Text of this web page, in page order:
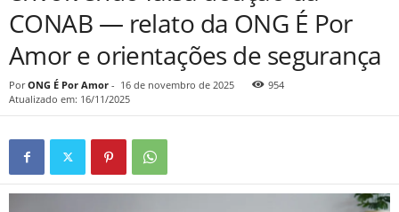
CONAB — relato da ONG É Por
Amor e orientações de segurança
Por ONG É Por Amor - 16 de novembro de 2025
954
Atualizado em: 16/11/2025